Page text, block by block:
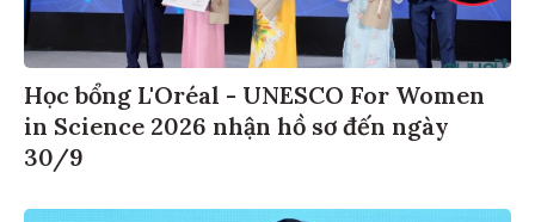
Học bổng L'Oréal - UNESCO For Women
in Science 2026 nhận hồ sơ đến ngày
30/9